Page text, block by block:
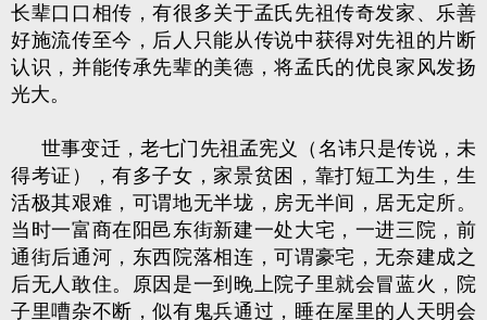
长辈口口相传，有很多关于孟氏先祖传奇发家、乐善
好施流传至今，后人只能从传说中获得对先祖的片断
认识，并能传承先辈的美德，将孟氏的优良家风发扬
光大。
世事变迁，老七门先祖孟宪义（名讳只是传说，未
得考证），有多子女，家景贫困，靠打短工为生，生
活极其艰难，可谓地无半垅，房无半间，居无定所。
当时一富商在阳邑东街新建一处大宅，一进三院，前
通街后通河，东西院落相连，可谓豪宅，无奈建成之
后无人敢住。原因是一到晚上院子里就会冒蓝火，院
子里嘈杂不断，似有鬼兵通过，睡在屋里的人天明会